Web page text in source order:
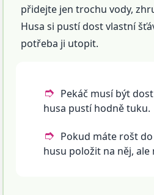
přidejte jen trochu vody,
Husa si pustí dost vlastní
potřeba ji utopit.
Pekáč musí být
husa pustí hodně tuku.
Pokud máte rošt
husu položit na něj,